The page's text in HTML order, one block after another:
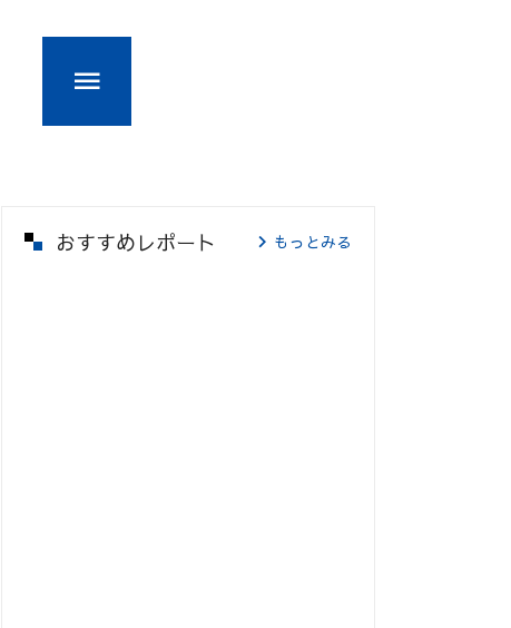
おすすめレポート もっとみる